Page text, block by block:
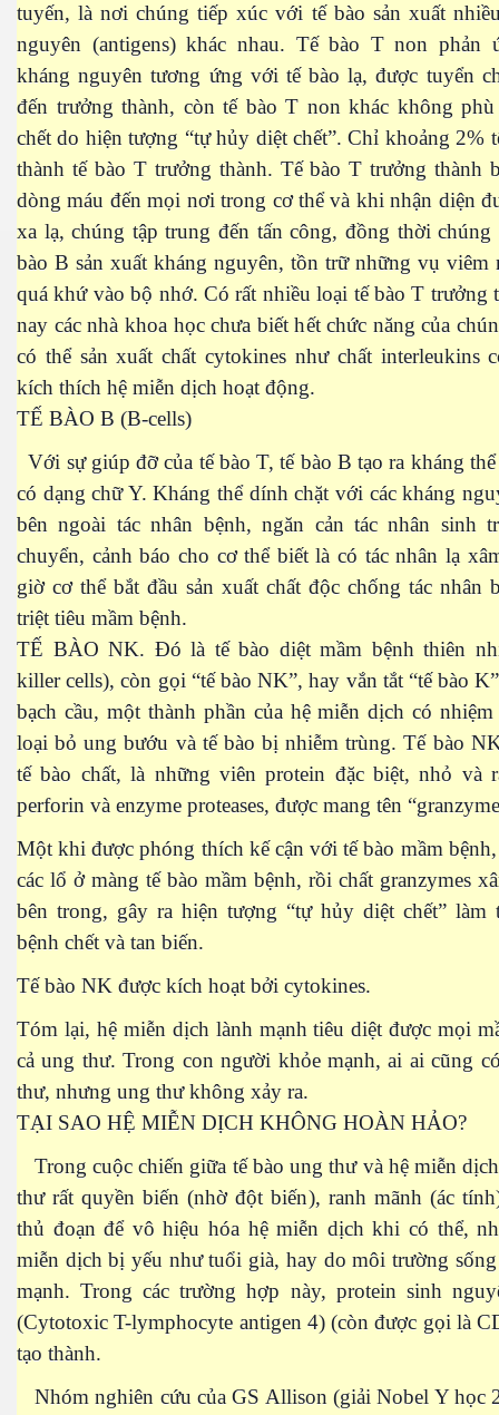
tuyến, là nơi chúng tiếp xúc với tế bào sản xuất
nguyên (antigens) khác nhau. Tế bào T non phản
kháng nguyên tương ứng với tế bào lạ, được tuyển
đến trưởng thành, còn tế bào T non khác không
chết do hiện tượng “tự hủy diệt chết”. Chỉ khoảng 2%
thành tế bào T trưởng thành. Tế bào T trưởng thành
dòng máu đến mọi nơi trong cơ thể và khi nhận diện
xa lạ, chúng tập trung đến tấn công, đồng thời chúng
bào B sản xuất kháng nguyên, tồn trữ những vụ viêm
quá khứ vào bộ nhớ. Có rất nhiều loại tế bào T trưởng
nay các nhà khoa học chưa biết hết chức năng của
có thể sản xuất chất cytokines như chất interleukins
kích thích hệ miễn dịch hoạt động.
TẾ BÀO B (B-cells)
Với sự giúp đỡ của tế bào T, tế bào B tạo ra kháng
có dạng chữ Y. Kháng thể dính chặt với các kháng
bên ngoài tác nhân bệnh, ngăn cản tác nhân sinh
chuyển, cảnh báo cho cơ thể biết là có tác nhân lạ
giờ cơ thể bắt đầu sản xuất chất độc chống tác nhân
triệt tiêu mầm bệnh.
TẾ BÀO NK. Đó là tế bào diệt mầm bệnh thiên
killer cells), còn gọi “tế bào NK”, hay vắn tắt “tế bào
bạch cầu, một thành phần của hệ miễn dịch có
loại bỏ ung bướu và tế bào bị nhiễm trùng. Tế bào
tế bào chất, là những viên protein đặc biệt, nhỏ và
perforin và enzyme proteases, được mang tên
Một khi được phóng thích kế cận với tế bào mầm
các lổ ở màng tế bào mầm bệnh, rồi chất granzymes
bên trong, gây ra hiện tượng “tự hủy diệt chết” làm
bệnh chết và tan biến.
Tế bào NK được kích hoạt bởi cytokines.
Tóm lại, hệ miễn dịch lành mạnh tiêu diệt được mọi
cả ung thư. Trong con người khỏe mạnh, ai ai cũng
thư, nhưng ung thư không xảy ra.
TẠI SAO HỆ MIỄN DỊCH KHÔNG HOÀN HẢO?
Trong cuộc chiến giữa tế bào ung thư và hệ miễn
thư rất quyền biến (nhờ đột biến), ranh mãnh (ác
thủ đoạn để vô hiệu hóa hệ miễn dịch khi có thể,
miễn dịch bị yếu như tuổi già, hay do môi trường
mạnh. Trong các trường hợp này, protein sinh
(Cytotoxic T-lymphocyte antigen 4) (còn được gọi là
tạo thành.
Nhóm nghiên cứu của GS Allison (giải Nobel Y học
y
nhà kiếng